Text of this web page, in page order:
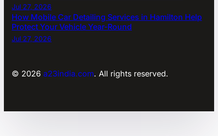
Jul 27, 2026
How Mobile Car Detailing Services in Hamilton Help
Protect Your Vehicle Year-Round
Jul 27, 2026
© 2026 a23india.com. All rights reserved.